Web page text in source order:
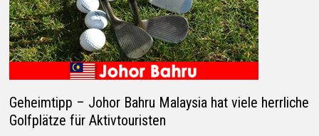
Geheimtipp – Johor Bahru Malaysia hat viele herrliche
Golfplätze für Aktivtouristen